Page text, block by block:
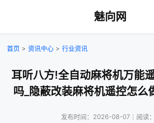
魅向网
首页 > 资讯中心 > 行业资讯
耳听八方!全自动麻将机万能
吗_隐蔽改装麻将机遥控怎么
发布时间：2026-08-07｜阅读